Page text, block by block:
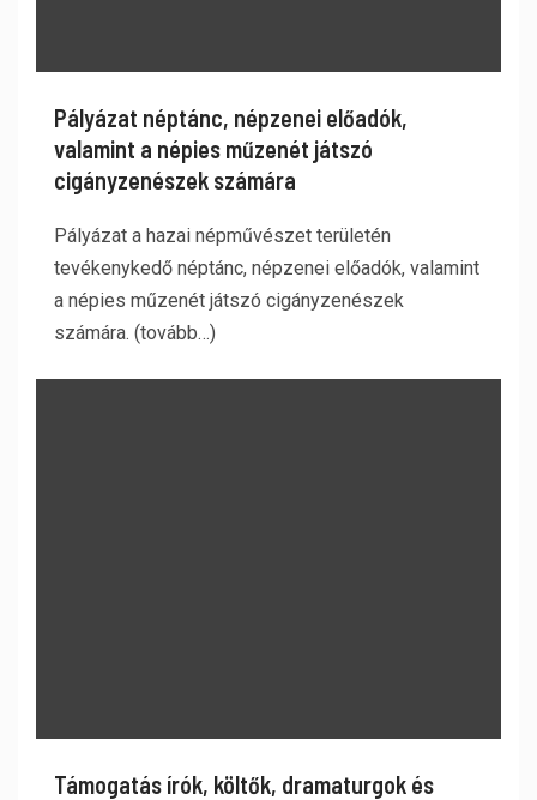
Pályázat néptánc, népzenei előadók,
valamint a népies műzenét játszó
cigányzenészek számára
Pályázat a hazai népművészet területén
tevékenykedő néptánc, népzenei előadók, valamint
a népies műzenét játszó cigányzenészek
számára. (tovább…)
Támogatás írók, költők, dramaturgok és